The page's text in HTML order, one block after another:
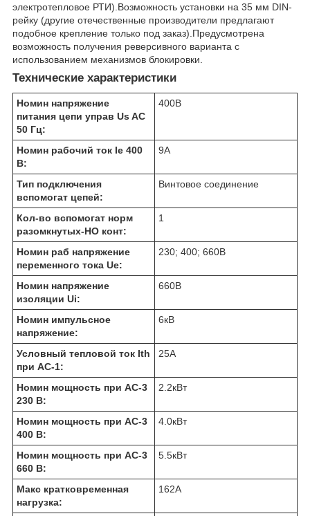
электротепловое РТИ).Возможность установки на 35 мм DIN-
рейку (другие отечественные производители предлагают
подобное крепление только под заказ).Предусмотрена
возможность получения реверсивного варианта с
использованием механизмов блокировки.
Технические характеристики
Номин напряжение
питания цепи управ Us AC
50 Гц:
400В
Номин рабочий ток Ie 400
В:
9А
Тип подключения
вспомогат цепей:
Винтовое соединение
Кол-во вспомогат норм
разомкнутых-НО конт:
1
Номин раб напряжение
переменного тока Ue:
230; 400; 660В
Номин напряжение
изоляции Ui:
660В
Номин импульсное
напряжение:
6кВ
Условный тепловой ток Ith
при АС-1:
25А
Номин мощность при AC-3
230 В:
2.2кВт
Номин мощность при AC-3
400 В:
4.0кВт
Номин мощность при AC-3
660 В:
5.5кВт
Макс кратковременная
нагрузка:
162А